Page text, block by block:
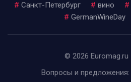
# Санкт-Петербург # вино #
# GermanWineDay
© 2026 Euromag.ru
Вопросы и предложения: